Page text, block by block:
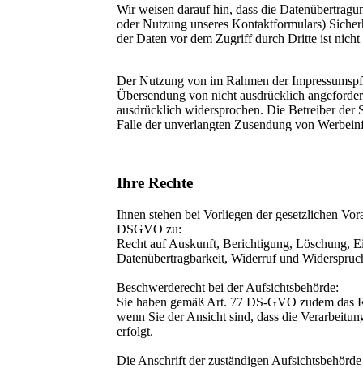
Wir weisen darauf hin, dass die
oder Nutzung unseres Kontaktformulars)
der Daten vor dem Zugriff durch Dritte ist
Der Nutzung von im Rahmen der
Übersendung von nicht ausdrücklich
ausdrücklich widersprochen. Die Betreiber der
Falle der unverlangten Zusendung von
Ihre Rechte
Ihnen stehen bei Vorliegen der gesetzlichen
DSGVO zu:
Recht auf Auskunft, Berichtigung, Löschung,
Datenübertragbarkeit, Widerruf und
Beschwerderecht bei der Aufsichtsbehörde:
Sie haben gemäß Art. 77 DS-GVO zudem das
wenn Sie der Ansicht sind, dass die
erfolgt.
Die Anschrift der zuständigen